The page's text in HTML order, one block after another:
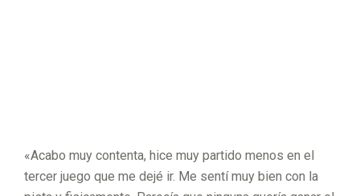
«Acabo muy contenta, hice muy partido menos en el
tercer juego que me dejé ir. Me sentí muy bien con la